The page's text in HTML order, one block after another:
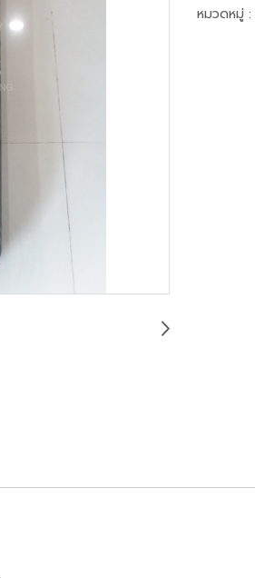
หมวดหมู่ :